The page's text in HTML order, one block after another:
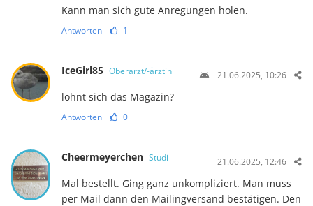
Kann man sich gute Anregungen holen.
Antworten 1
IceGirl85 Oberarzt/-ärztin 21.06.2025, 10:26
lohnt sich das Magazin?
Antworten 0
Cheermeyerchen Studi 21.06.2025, 12:46
Mal bestellt. Ging ganz unkompliziert. Man muss
per Mail dann den Mailingversand bestätigen. Den